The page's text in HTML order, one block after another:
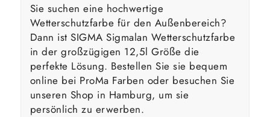
Sie suchen eine hochwertige
Wetterschutzfarbe für den Außenbereich?
Dann ist SIGMA Sigmalan Wetterschutzfarbe
in der großzügigen 12,5l Größe die
perfekte Lösung. Bestellen Sie sie bequem
online bei ProMa Farben oder besuchen Sie
unseren Shop in Hamburg, um sie
persönlich zu erwerben.